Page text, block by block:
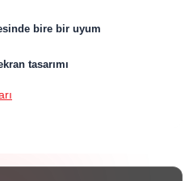
bire bir uyum
tasarımı